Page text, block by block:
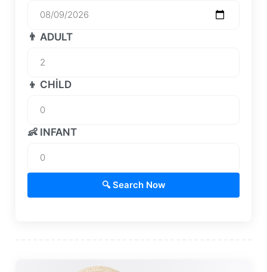
👨 ADULT
👦 CHILD
👶 INFANT
🔍 Search Now